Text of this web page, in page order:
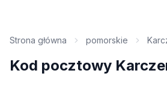
Strona główna pomorskie
Kod pocztowy